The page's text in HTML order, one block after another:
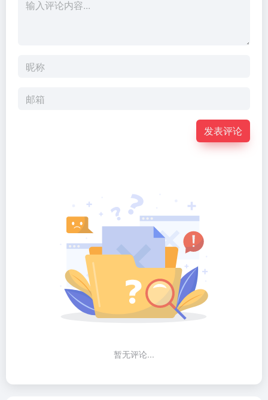
发表评论
暂无评论...